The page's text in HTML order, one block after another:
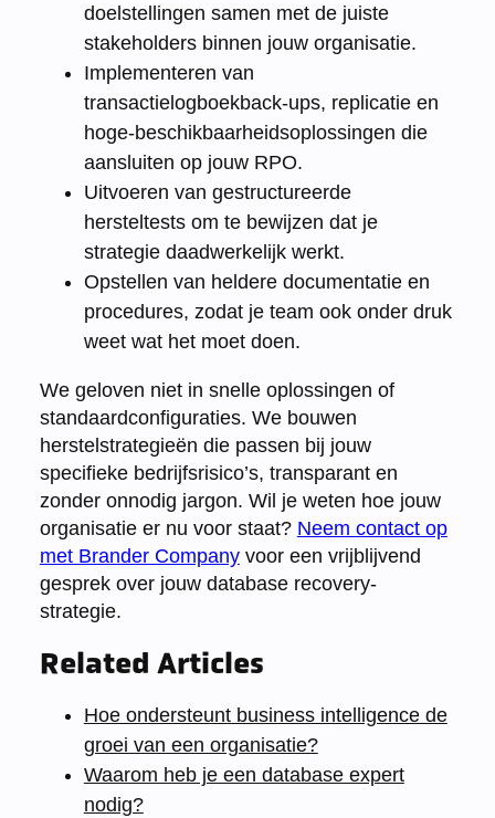
doelstellingen samen met de juiste
stakeholders binnen jouw organisatie.
Implementeren van
transactielogboekback-ups, replicatie en
hoge-beschikbaarheidsoplossingen die
aansluiten op jouw RPO.
Uitvoeren van gestructureerde
hersteltests om te bewijzen dat je
strategie daadwerkelijk werkt.
Opstellen van heldere documentatie en
procedures, zodat je team ook onder druk
weet wat het moet doen.
We geloven niet in snelle oplossingen of
standaardconfiguraties. We bouwen
herstelstrategieën die passen bij jouw
specifieke bedrijfsrisico’s, transparant en
zonder onnodig jargon. Wil je weten hoe jouw
organisatie er nu voor staat? Neem contact op
met Brander Companyvoor een vrijblijvend
gesprek over jouw database recovery-
strategie.
Related Articles
Hoe ondersteunt business intelligence de
groei van een organisatie?
Waarom heb je een database expert
nodig?